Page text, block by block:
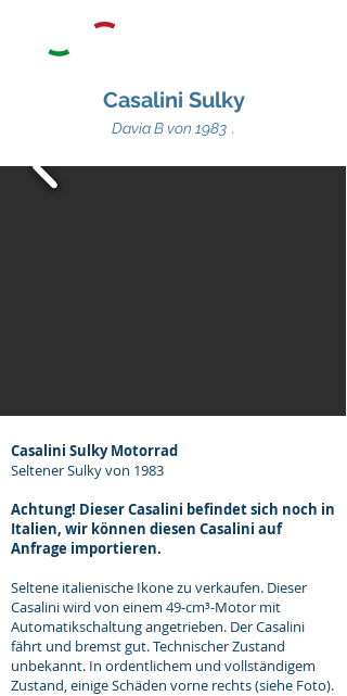
Casalini Sulky
Davia B von 1983 .
Casalini Sulky Motorrad
Seltener Sulky von 1983
Achtung! Dieser Casalini befindet sich noch in
Italien, wir können diesen Casalini auf
Anfrage importieren.
Seltene italienische Ikone zu verkaufen. Dieser
Casalini wird von einem 49-cm³-Motor mit
Automatikschaltung angetrieben. Der Casalini
fährt und bremst gut. Technischer Zustand
unbekannt. In ordentlichem und vollständigem
Zustand, einige Schäden vorne rechts (siehe Foto).